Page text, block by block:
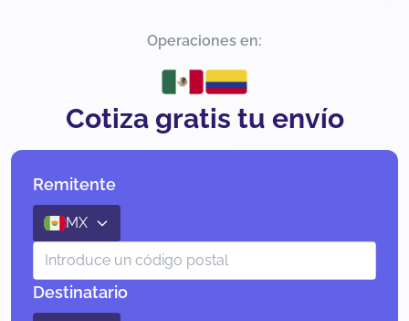
Operaciones en:
Cotiza gratis tu envío
Remitente
MX
Destinatario